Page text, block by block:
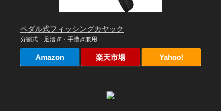
ペダル式フィッシングカヤック
分割式 足漕ぎ・手漕ぎ兼用
Amazon 楽天市場 Yahoo!